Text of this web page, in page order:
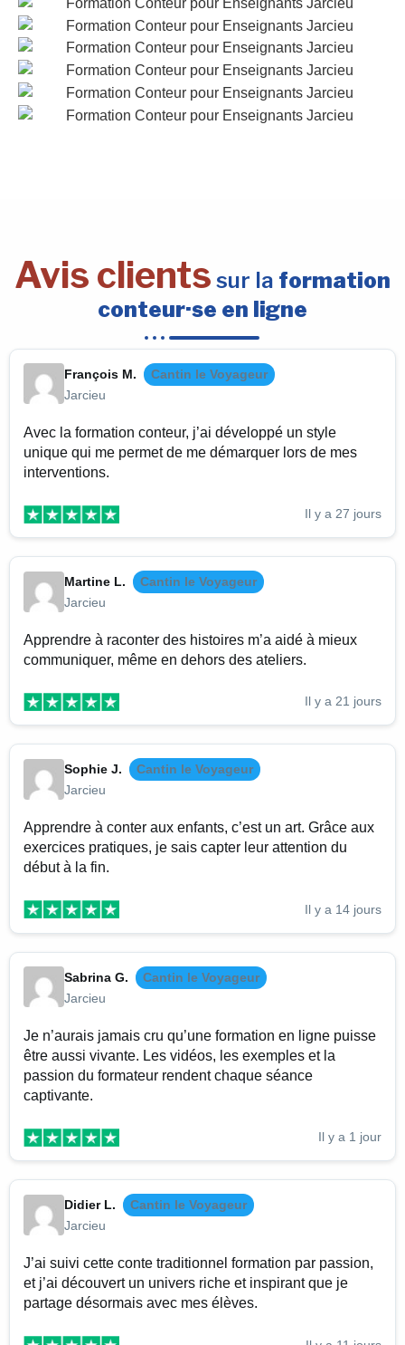
Avis clients sur la formation
conteur·se en ligne
François M.
Cantin le Voyageur
Jarcieu
Avec la formation conteur, j’ai développé un style
unique qui me permet de me démarquer lors de mes
interventions.
Il y a 27 jours
Martine L.
Cantin le Voyageur
Jarcieu
Apprendre à raconter des histoires m’a aidé à mieux
communiquer, même en dehors des ateliers.
Il y a 21 jours
Sophie J.
Cantin le Voyageur
Jarcieu
Apprendre à conter aux enfants, c’est un art. Grâce aux
exercices pratiques, je sais capter leur attention du
début à la fin.
Il y a 14 jours
Sabrina G.
Cantin le Voyageur
Jarcieu
Je n’aurais jamais cru qu’une formation en ligne puisse
être aussi vivante. Les vidéos, les exemples et la
passion du formateur rendent chaque séance
captivante.
Il y a 1 jour
Didier L.
Cantin le Voyageur
Jarcieu
J’ai suivi cette conte traditionnel formation par passion,
et j’ai découvert un univers riche et inspirant que je
partage désormais avec mes élèves.